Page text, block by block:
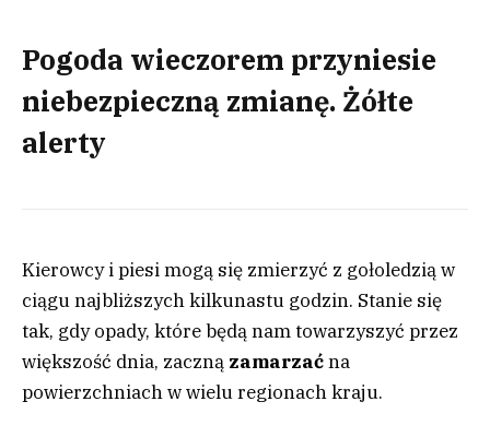
Pogoda wieczorem przyniesie
niebezpieczną zmianę. Żółte
alerty
Kierowcy i piesi mogą się zmierzyć z gołoledzią w
ciągu najbliższych kilkunastu godzin. Stanie się
tak, gdy opady, które będą nam towarzyszyć przez
większość dnia, zaczną zamarzaćna
powierzchniach w wielu regionach kraju.